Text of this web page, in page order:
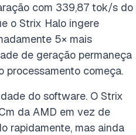
com 339,87 tok/s do
o Strix Halo ingere
5× mais
de geração permaneça
processamento começa.
do software. O Strix
da AMD em vez de
rapidamente, mas ainda